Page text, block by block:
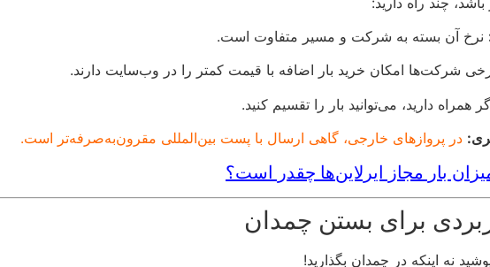
نرخ آن بسته به شرکت و مسیر متفاوت است.
شرکت‌ها امکان خرید بار اضافه با قیمت کمتر را در وب‌سایت دارند.
همراه دارید، می‌توانید بار را تقسیم کنید.
در پروازهای خارجی، گاهی ارسال با پست بین‌المللی مقرون‌به‌صرفه‌تر است.
بار مجاز ایرلاین‌ها چقدر است؟
برای بستن چمدان
نه اینکه در چمدان بگذارید!